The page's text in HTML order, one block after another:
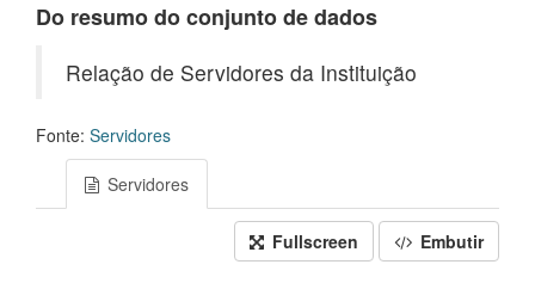
Do resumo do conjunto de dados
Relação de Servidores da Instituição
Fonte: Servidores
Servidores
Fullscreen Embutir